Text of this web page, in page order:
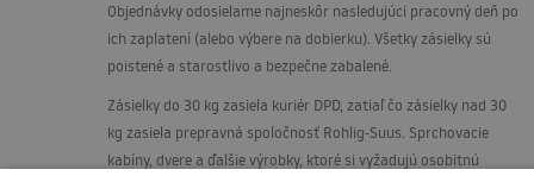
Objednávky odosielame najneskôr nasledujúci pracovný deň po
ich zaplatení (alebo výbere na dobierku). Všetky zásielky sú
poistené a starostlivo a bezpečne zabalené.
Zásielky do 30 kg zasiela kuriér DPD, zatiaľ čo zásielky nad 30
kg zasiela prepravná spoločnosť Rohlig-Suus. Sprchovacie
kabíny, dvere a ďalšie výrobky, ktoré si vyžadujú osobitnú